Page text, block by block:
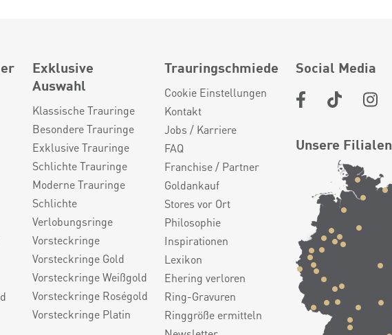
Exklusive
Auswahl
Klassische Trauringe
Besondere Trauringe
Exklusive Trauringe
Schlichte Trauringe
Moderne Trauringe
Schlichte
Verlobungsringe
Vorsteckringe
Vorsteckringe Gold
Vorsteckringe Weißgold
Vorsteckringe Roségold
Vorsteckringe Platin
Trauringschmiede
Cookie Einstellungen
Kontakt
Jobs / Karriere
FAQ
Franchise / Partner
Goldankauf
Stores vor Ort
Philosophie
Inspirationen
Lexikon
Ehering verloren
Ring-Gravuren
Ringgröße ermitteln
Social Media
Unsere Filialen